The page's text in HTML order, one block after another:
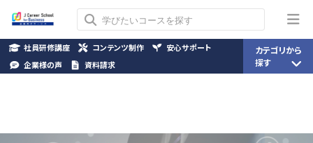
社員研修講座 コンテンツ制作
安心サポート
企業様の声
資料請求
カテゴリから
探す